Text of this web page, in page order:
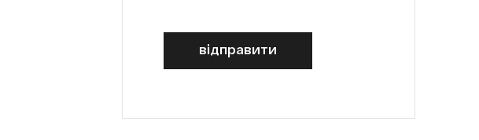
відправити